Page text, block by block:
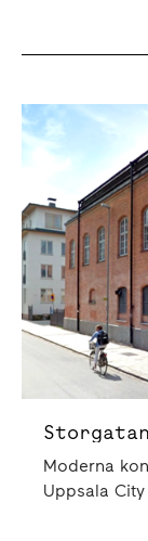
Storgatan 19 |
Moderna
Uppsala City